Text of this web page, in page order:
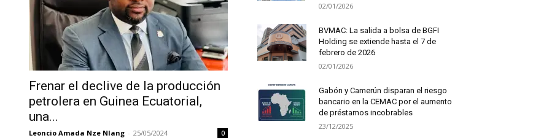
Frenar el declive de la producción
petrolera en Guinea Ecuatorial,
una...
Leoncio Amada Nze Nlang - 25/05/2024 0
02/01/2026
BVMAC: La salida a bolsa de BGFI
Holding se extiende hasta el 7 de
febrero de 2026
02/01/2026
Gabón y Camerún disparan el riesgo
bancario en la CEMAC por el aumento
de préstamos incobrables
23/12/2025